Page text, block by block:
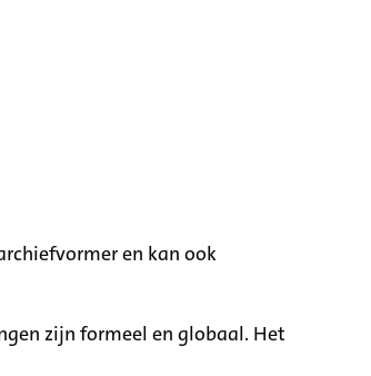
en kan ook
zijn formeel en globaal. Het